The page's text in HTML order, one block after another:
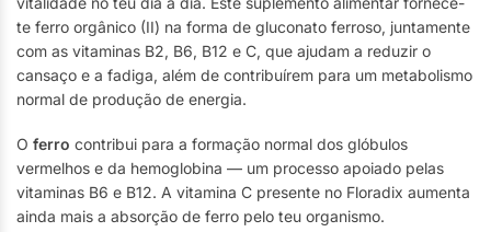
te ferro orgânico (II) na forma de gluconato ferroso, juntamente
com as vitaminas B2, B6, B12 e C, que ajudam a reduzir o
cansaço e a fadiga, além de contribuírem para um metabolismo
normal de produção de energia.
O ferro contribui para a formação normal dos glóbulos
vermelhos e da hemoglobina — um processo apoiado pelas
vitaminas B6 e B12. A vitamina C presente no Floradix aumenta
ainda mais a absorção de ferro pelo teu organismo.